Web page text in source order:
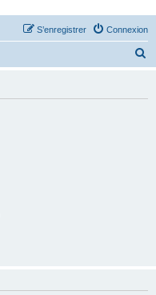
Connexion
S’enregistrer